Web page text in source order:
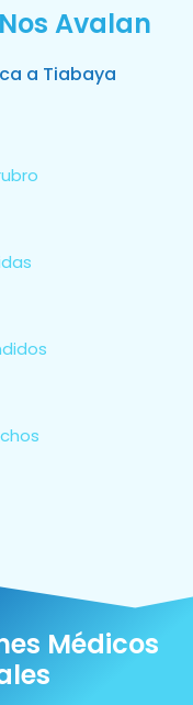
Avalan
a Tiabaya
Médicos